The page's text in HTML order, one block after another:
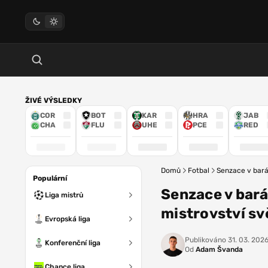
ŽIVÉ VÝSLEDKY
COR
CHA
BOT
FLU
KAR
UHE
HRA
PCE
JAB
RED
Populární
Liga mistrů
Evropská liga
Konferenční liga
Domů Fotbal Senzace v
Senzace v
mistrovství
Publikováno 31. 03.
Od Adam Švanda